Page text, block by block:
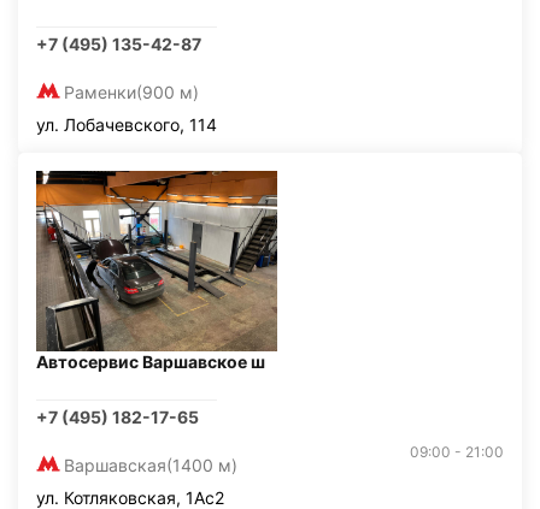
+7 (495) 135-42-87
Раменки(900 м)
ул. Лобачевского, 114
Автосервис Варшавское ш
+7 (495) 182-17-65
Варшавская(1400 м)
09:00 - 21:00
ул. Котляковская, 1Ас2